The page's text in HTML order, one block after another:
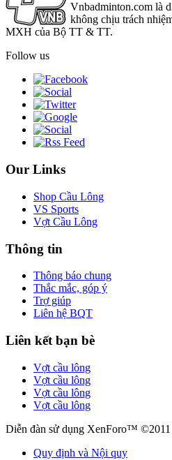
Vnbadminton.com là
không chịu trách
MXH của Bộ TT & TT.
Follow us
Our Links
Shop Cầu Lông
VS Sports
Vợt Cầu Lông
Thông tin
Thông báo chung
Thắc mắc, góp ý
Trợ giúp
Liên hệ BQT
Liên kết bạn bè
Vợt cầu lông
Vợt cầu lông
Vợt cầu lông
Vợt cầu lông
Diễn đàn sử dụng XenForo™
Quy định và Nội quy